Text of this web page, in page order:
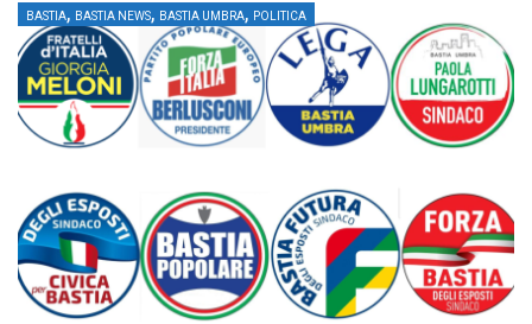
BASTIA, BASTIA NEWS, BASTIA UMBRA, POLITICA